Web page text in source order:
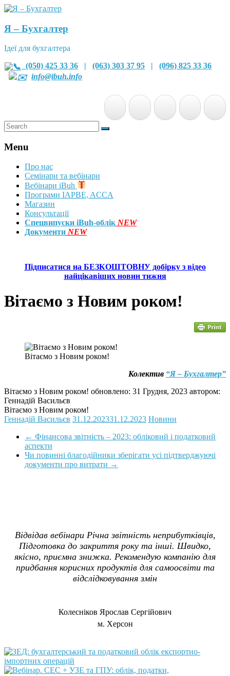
Я – Бухгалтер
Ідеї для бухгалтера
(050) 425 33 36 |(063) 303 37 95 |(096) 825 33 36
info@ibuh.info
Menu
Про нас
Семінари та вебінари
Вебінари iBuh
Програми IAPBE, ACCA
Магазин
Консультації
Спецвипуски iBuh-облік NEW
Документи NEW
Підписатися на БЕЗКОШТОВНУ добірку з відео
найцікавіших новин тижня
Вітаємо з Новим роком!
Вітаємо з Новим роком!
Колектив “Я – Бухгалтер”
Вітаємо з Новим роком! обновлено: 31 Грудня, 2023 автором:
Геннадій Васильєв
Вітаємо з Новим роком!
Геннадій Васильєв 31.12.202331.12.2023 Новини
← Фінансова звітність – 2023: обліковий і податковий
аспекти
Чи повинні благодійники зберігати усі підтверджуючі
документи про витрати →
Відвідав вебінари Річна звітність неприбутківців,
Підготовка до закриття року та інші. Швидко,
якісно, приємна знижка. Рекомендую компанію для
придбання корисних продуктів для самоосвіти та
відслідковування змін
Колесніков Ярослав Сергійович
м. Херсон